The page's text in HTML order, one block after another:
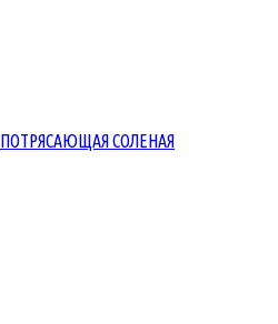
ПОТРЯСАЮЩАЯ СОЛЕНАЯ